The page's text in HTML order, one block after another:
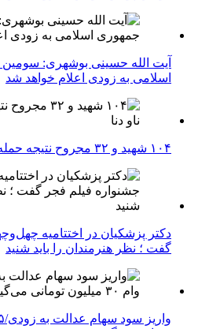
آیت الله حسینی بوشهری:
اسلامی به زودی اعلام خواهد شد
۱۰۴ شهید و ۳۲ مجروح نتیجه حمله آمریکا به ناو دنا
دکتر پزشکیان در اختتامیه
گفت ؛ نظر هنرمندان را باید شنید